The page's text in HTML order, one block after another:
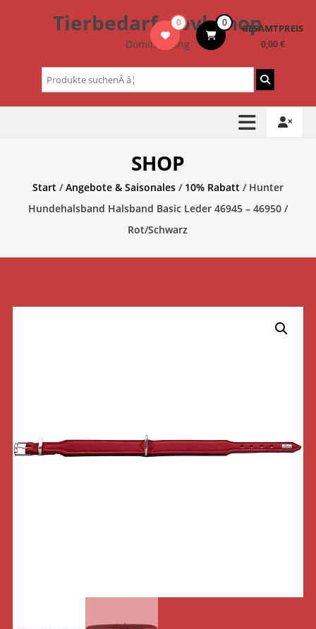
Tierbedarf – bvl-Shop
Dominik Lang
0 0 GESAMTPREIS
0,00 €
Suchen
nach:
SHOP
Start/Angebote & Saisonales/ 10% Rabatt/ Hunter
Hundehalsband Halsband Basic Leder 46945 – 46950 /
Rot/Schwarz